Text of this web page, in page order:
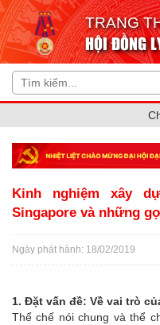
TRANG
HỘI ĐỒNG
Kinh nghiệm xây
Singapore và những
Ngày phát hành: 18/02/2019
1. Đặt vấn đề: Về vai trò
Thể chế nói chung và thể